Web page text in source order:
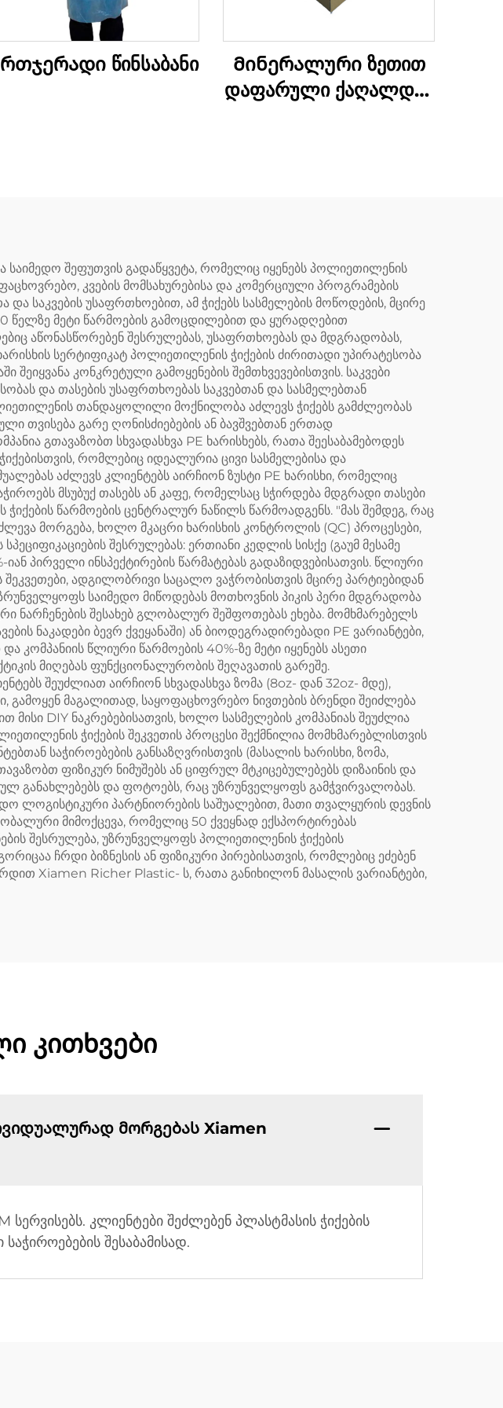
წინსაბანი
Მინერალური ზეთით
დაფარული ქაღალდის
შეფუთვის გადაწყვეტა, რომელიც იყენებს პოლიეთილენის
კვების მომსახურებისა და კომერციული პროგრამების
უსაფრთხოებით, ამ ჭიქებს სასმელების მოწოდების, მცირე
წელზე მეტი წარმოების გამოცდილებით და ყურადღებით
აწონასწორებენ შესრულებას, უსაფრთხოებას და მდგრადობას,
სერტიფიკატ პოლიეთილენის ჭიქების ძირითადი უპირატესობა
კონკრეტული გამოყენების შემთხვევებისთვის. საკვები
და თასების უსაფრთხოებას საკვებთან და სასმელებთან
თანდაყოლილი მოქნილობა აძლევს ჭიქებს გამძლეობას
თვისება გარე ღონისძიებების ან ბავშვებთან ერთად
გთავაზობთ სხვადასხვა PE ხარისხებს, რათა შეესაბამებოდეს
რომლებიც იდეალურია ცივი სასმელებისა და
აძლევს კლიენტებს აირჩიონ ზუსტი PE ხარისხი, რომელიც
მსუბუქ თასებს ან კაფე, რომელსაც სჭირდება მდგრადი თასები
წარმოების ცენტრალურ ნაწილს წარმოადგენს. "მას შემდეგ, რაც
იძლევა მორგება, ხოლო მკაცრი ხარისხის კონტროლის (QC) პროცესები,
შესრულებას: ერთიანი კედლის სისქე (გაუმ მესამე
პირველი ინსპექტირების წარმატებას გადაზიდვებისათვის. წლიური
ადგილობრივი საცალო ვაჭრობისთვის მცირე პარტიებიდან
საიმედო მიწოდებას მოთხოვნის პიკის პერი მდგრადობა
ნარჩენების შესახებ გლობალურ შეშფოთებას ეხება. მომხმარებელს
ნაკადები ბევრ ქვეყანაში) ან ბიოდეგრადირებადი PE ვარიანტები,
წლიური წარმოების 40%-ზე მეტი იყენებს ასეთი
მიღებას ფუნქციონალურობის შეღავათის გარეშე.
შეუძლიათ აირჩიონ სხვადასხვა ზომა (8oz- დან 32oz- მდე),
გამოყენ მაგალითად, საყოფაცხოვრებო ნივთების ბრენდი შეიძლება
DIY ნაკრებებისათვის, ხოლო სასმელების კომპანიას შეუძლია
ჭიქების შეკვეთის პროცესი შექმნილია მომხმარებლისთვის
საჭიროებების განსაზღვრისთვის (მასალის ხარისხი, ზომა,
ფიზიკურ ნიმუშებს ან ციფრულ მტკიცებულებებს დიზაინის და
განახლებებს და ფოტოებს, რაც უზრუნველყოფს გამჭვირვალობას.
ლოგისტიკური პარტნიორების საშუალებით, მათი თვალყურის დევნის
მიმოქცევა, რომელიც 50 ქვეყნად ექსპორტირებას
შესრულება, უზრუნველყოფს პოლიეთილენის ჭიქების
ჩრდი ბიზნესის ან ფიზიკური პირებისათვის, რომლებიც ეძებენ
Xiamen Richer Plastic- ს, რათა განიხილონ მასალის ვარიანტები,
კითხვები
მორგებას Xiamen
კლიენტები შეძლებენ პლასტმასის ჭიქების
შესაბამისად.